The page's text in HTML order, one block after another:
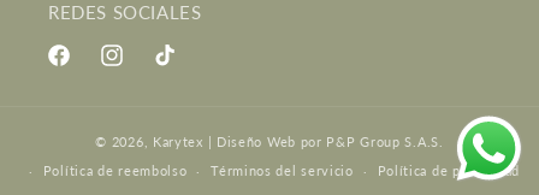
REDES SOCIALES
FacebookInstagramTikTok
Formas
de
© 2026, Karytex Diseño Web por P&P Group S.A.S.
Política de reembolso
Términos del servicio Política de privacidad